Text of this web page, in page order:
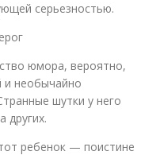
серьезностью.
юмора, вероятно,
и необычайно
шутки у него
других.
ребенок — поистине